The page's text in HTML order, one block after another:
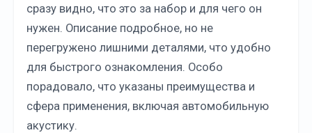
сразу видно, что это за набор и для чего он
нужен. Описание подробное, но не
перегружено лишними деталями, что удобно
для быстрого ознакомления. Особо
порадовало, что указаны преимущества и
сфера применения, включая автомобильную
акустику.